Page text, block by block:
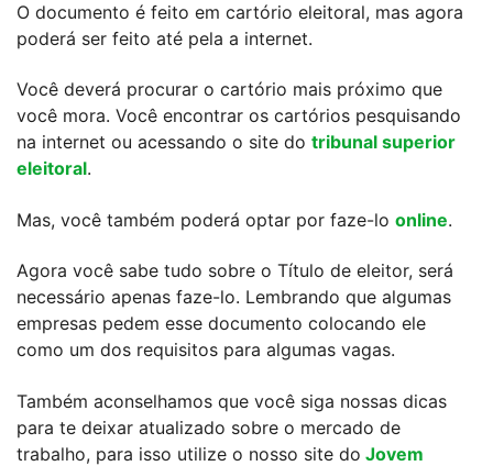
O documento é feito em cartório eleitoral, mas agora
poderá ser feito até pela a internet.
Você deverá procurar o cartório mais próximo que
você mora. Você encontrar os cartórios pesquisando
na internet ou acessando o site do tribunal superior
eleitoral.
Mas, você também poderá optar por faze-lo online.
Agora você sabe tudo sobre o Título de eleitor, será
necessário apenas faze-lo. Lembrando que algumas
empresas pedem esse documento colocando ele
como um dos requisitos para algumas vagas.
Também aconselhamos que você siga nossas dicas
para te deixar atualizado sobre o mercado de
trabalho, para isso utilize o nosso site do Jovem